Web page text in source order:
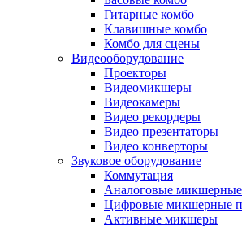
Гитарные комбо
Клавишные комбо
Комбо для сцены
Видеооборудование
Проекторы
Видеомикшеры
Видеокамеры
Видео рекордеры
Видео презентаторы
Видео конверторы
Звуковое оборудование
Коммутация
Аналоговые
Цифровые микшерные
Активные микшеры